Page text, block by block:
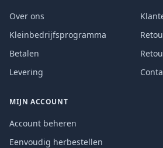
Over ons
Kleinbedrijfsprogramma
Betalen
Levering
MIJN ACCOUNT
Account beheren
Eenvoudig herbestellen